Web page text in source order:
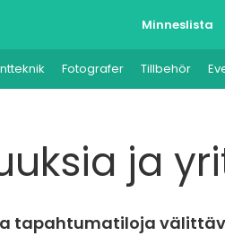
Minneslista
Fotografer Tillbehör
ja
tapahtumatiloja